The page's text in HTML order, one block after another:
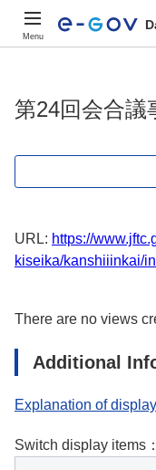
Menu
第24回会合議
URL: https://
kiseika/kanshiiinkai/
There are no views
Additional
Explanation of
Switch display items：